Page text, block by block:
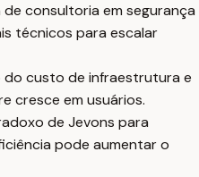
consultoria em segurança
técnicos para escalar
do custo de infraestrutura e
cresce em usuários.
de Jevons para
pode aumentar o